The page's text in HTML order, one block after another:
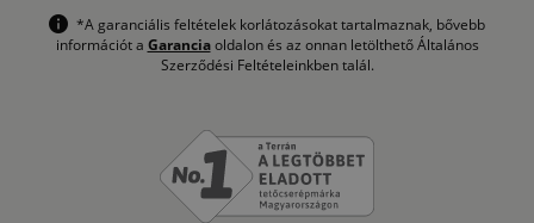
*A garanciális feltételek korlátozásokat tartalmaznak, bővebb
információt a Garanciaoldalon és az onnan letölthető Általános
Szerződési Feltételeinkben talál.